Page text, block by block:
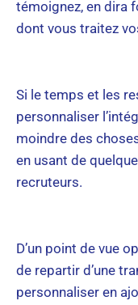
témoignez, en dira
dont vous traitez
Si le temps et les
personnaliser
moindre des
en usant de
recruteurs.
D’un point de vue
de repartir d’une
personnaliser en